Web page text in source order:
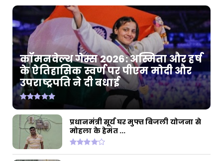
कॉमनवेल्थ गेम्स 2026: अस्मिता और हर्ष
के ऐतिहासिक स्वर्ण पर पीएम मोदी और
उपराष्ट्रपति ने दी बधाई
प्रधानमंत्री सूर्य घर मुफ्त बिजली योजना से
मोहला के हेमंत ...